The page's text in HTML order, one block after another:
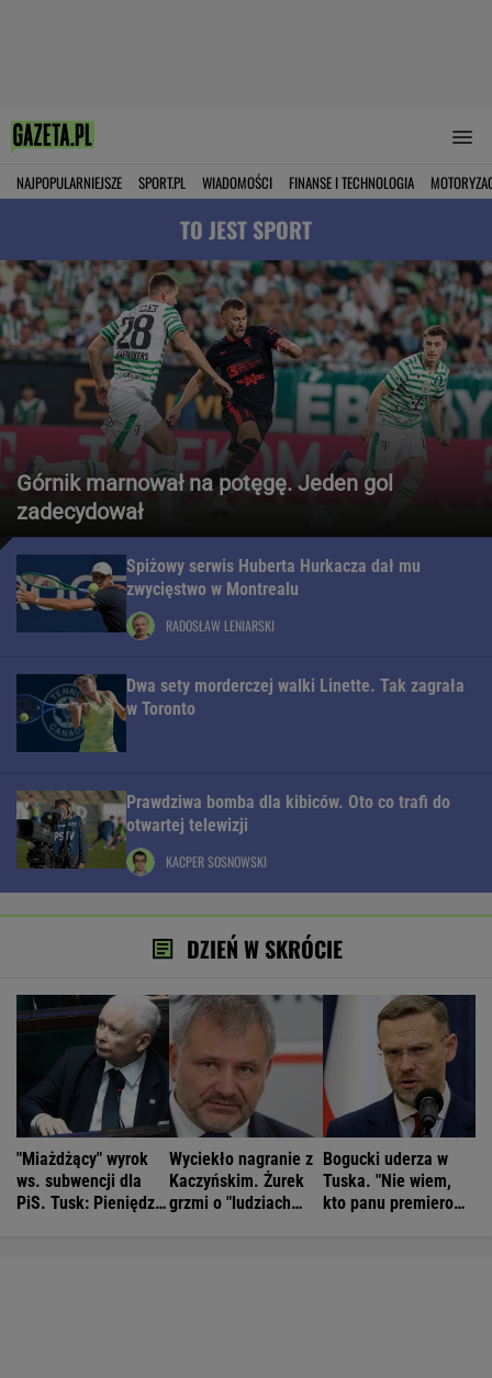
NAJPOPULARNIEJSZE SPORT.PL WIADOMOŚCI FINANSE I TECHNOLOGIA
TO JEST SPORT
Górnik marnował na potęgę. Jeden gol
zadecydował
Spiżowy serwis Huberta Hurkacza dał mu
zwycięstwo w Montrealu
RADOSŁAW LENIARSKI
Dwa sety morderczej walki Linette. Tak zagrała
w Toronto
Prawdziwa bomba dla kibiców. Oto co trafi do
otwartej telewizji
KACPER SOSNOWSKI
DZIEŃ W SKRÓCIE
"Miażdżący" wyrok
ws. subwencji dla
PiS. Tusk: Pieniędzy
Wyciekło nagranie z
Kaczyńskim. Żurek
grzmi o "ludziach
Bogucki uderza w
Tuska. "Nie wiem,
kto panu premierowi